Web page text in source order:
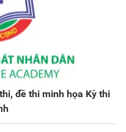
đề thi minh họa Kỳ thi